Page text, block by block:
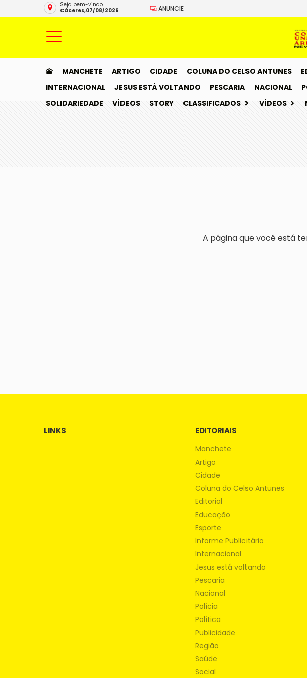
Seja bem-vindo
Cáceres,07/08/2026
ANUNCIE
MANCHETE ARTIGO CIDADE COLUNA DO CELSO ANTUNES
INTERNACIONAL
JESUS ESTÁ VOLTANDO PESCARIA NACIONAL
SOLIDARIEDADE
VÍDEOS STORY CLASSIFICADOS VÍDEOS
A página que você está
LINKS EDITORIAIS
Manchete
Artigo
Cidade
Coluna do Celso Antunes
Editorial
Educação
Esporte
Informe Publicitário
Internacional
Jesus está voltando
Pescaria
Nacional
Polícia
Política
Publicidade
Região
Saúde
Social